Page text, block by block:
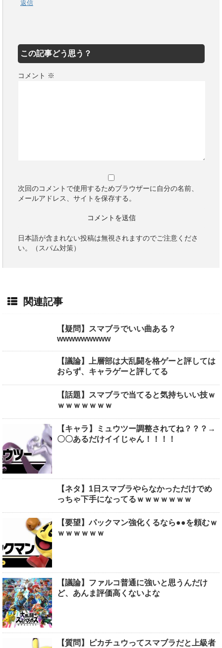
返信
この記事どう思う？
コメント ※
次回のコメントで使用するためブラウザーに自分の名前、
メールアドレス、サイトを保存する。
日本語が含まれない投稿は無視されますのでご注意くださ
い。（スパム対策）
関連記事
【疑問】スマブラでいい曲ある？
wwwwwwwww
【議論】上層部は大乱闘を格ゲーと評しては
おらず、キャラゲーと評してる
【話題】スマブラで当てると気持ちいい技ｗ
ｗｗｗｗｗｗｗ
【キャラ】ミュウツー調整されてね？？？→
〇〇あるだけイイじゃん！！！！
【ネタ】1日スマブラやらなかっただけでめ
っちゃ下手になってるｗｗｗｗｗｗｗ
【要望】パックマン強化くるなら●●を頼むｗ
ｗｗｗｗｗｗ
【議論】ファルコ普通に強いと思うんだけ
ど、あんま評価高くないよな
【質問】ピカチュウってスマブラだと上級者